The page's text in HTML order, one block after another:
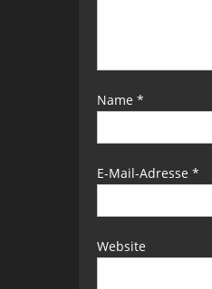
Name *
E-Mail-Adresse *
Website